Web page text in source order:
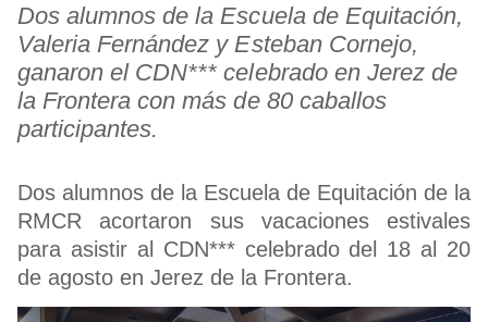
Dos alumnos de la Escuela de Equitación,
Valeria Fernández y Esteban Cornejo,
ganaron el CDN*** celebrado en Jerez de
la Frontera con más de 80 caballos
participantes.
Dos alumnos de la Escuela de Equitación de la
RMCR acortaron sus vacaciones estivales
para asistir al CDN*** celebrado del 18 al 20
de agosto en Jerez de la Frontera.